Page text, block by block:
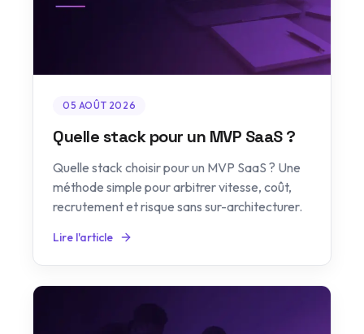
05 AOÛT 2026
Quelle stack pour un MVP SaaS ?
Quelle stack choisir pour un MVP SaaS ? Une
méthode simple pour arbitrer vitesse, coût,
recrutement et risque sans sur-architecturer.
Lire l'article